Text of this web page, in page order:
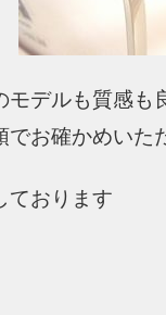
モデルも質感も
でお確かめいた
ております